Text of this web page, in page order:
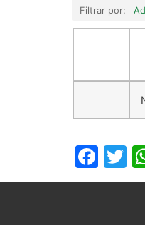
Filtrar por: